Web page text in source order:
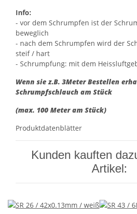
Info:
- vor dem Schrumpfen ist der
beweglich
- nach dem Schrumpfen wird der
steif / hart
- Schrumpfung: mit dem
Wenn sie z.B. 3Meter Bestellen
Schrumpfschlauch am Stück
(max. 100 Meter am Stück)
Produktdatenblätter
Kunden kauften
Artikel: